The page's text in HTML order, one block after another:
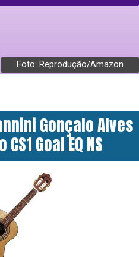
Foto: Reprodução/Amazon
Gonçalo Alves
Goal EQ NS